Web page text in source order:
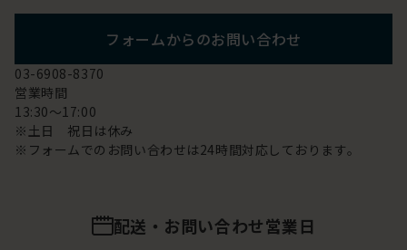
フォームからのお問い合わせ
03-6908-8370
営業時間
13:30～17:00
※土日 祝日は休み
※フォームでのお問い合わせは24時間対応しております。
配送・お問い合わせ営業日